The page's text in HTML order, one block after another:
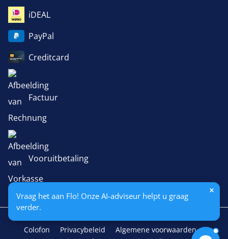
Vraag het aan Flo! Onze AI-adviseur helpt u graag
verder.
iDEAL
PayPal
Creditcard
Factuur
Vooruitbetaling
Colofon Privacybeleid
Algemene voorwaarden